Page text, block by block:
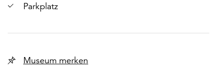
Parkplatz
Museum merken